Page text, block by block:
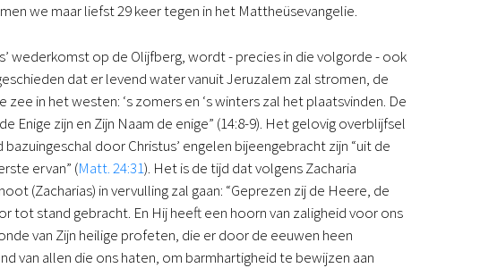
we maar liefst 29 keer tegen in het Mattheüsevangelie.
wederkomst op de Olijfberg, wordt - precies in die volgorde - ook
dat er levend water vanuit Jeruzalem zal stromen, de
in het westen: ‘s zomers en ‘s winters zal het plaatsvinden. De
Enige zijn en Zijn Naam de enige” (14:8-9). Het gelovig overblijfsel
door Christus’ engelen bijeengebracht zijn “uit de
ervan” (Matt. 24:31). Het is de tijd dat volgens Zacharia
(Zacharias) in vervulling zal gaan: “Geprezen zij de Heere, de
tot stand gebracht. En Hij heeft een hoorn van zaligheid voor ons
van Zijn heilige profeten, die er door de eeuwen heen
van allen die ons haten, om barmhartigheid te bewijzen aan